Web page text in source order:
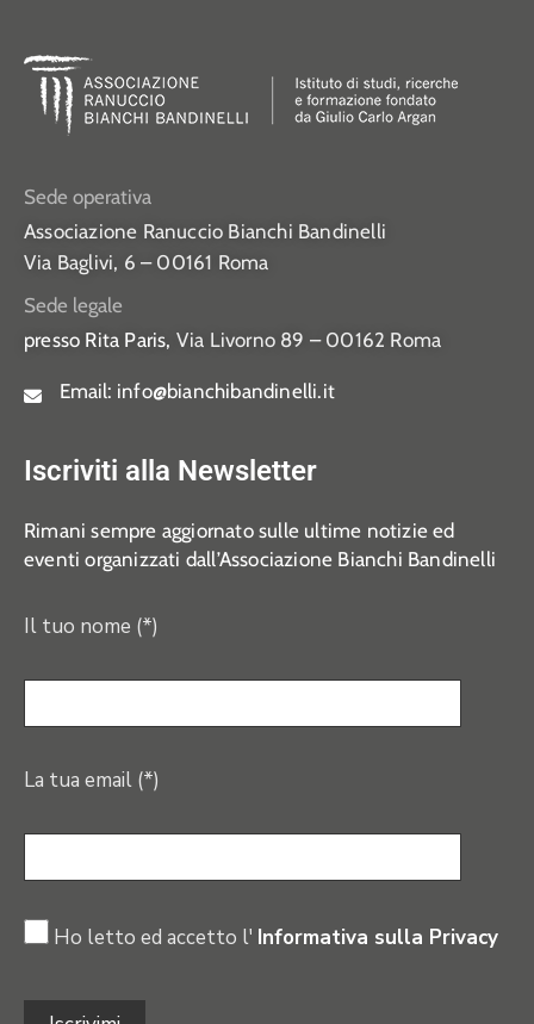
Sede operativa
Associazione Ranuccio Bianchi Bandinelli
Via Baglivi, 6 – 00161 Roma
Sede legale
presso Rita Paris, Via Livorno 89 – 00162 Roma
Email: info@bianchibandinelli.it
Iscriviti alla Newsletter
Rimani sempre aggiornato sulle ultime notizie ed
eventi organizzati dall’Associazione Bianchi Bandinelli
Il tuo nome (*)
La tua email (*)
Ho letto ed accetto l' Informativa sulla Privacy